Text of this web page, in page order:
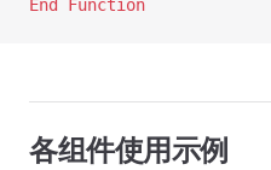
End Function
各组件使用示例